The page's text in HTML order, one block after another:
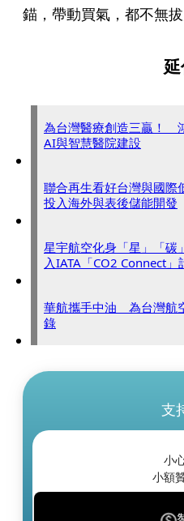
錨，帶動買氣，都不無拔
為台灣醫療創造三贏！
AI與智慧醫院建設
聯合再生看好台灣與國
投入海外與表後儲能開發
星宇航空化身「星」「
入IATA「CO2 Connect」
華航攜手中油 為台灣航
錄
支
小
小額